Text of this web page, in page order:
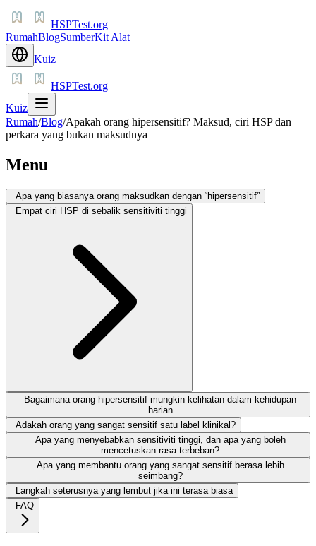
HSPTest.org
RumahBlogSumberKit Alat
Kuiz
HSPTest.org
Kuiz
Rumah/Blog/Apakah orang hipersensitif? Maksud, ciri HSP dan
perkara yang bukan maksudnya
Menu
Apa yang biasanya orang maksudkan dengan “hipersensitif”
Empat ciri HSP di sebalik sensitiviti tinggi
Bagaimana orang hipersensitif mungkin kelihatan dalam kehidupan
harian
Adakah orang yang sangat sensitif satu label klinikal?
Apa yang menyebabkan sensitiviti tinggi, dan apa yang boleh
mencetuskan rasa terbeban?
Apa yang membantu orang yang sangat sensitif berasa lebih
seimbang?
Langkah seterusnya yang lembut jika ini terasa biasa
FAQ